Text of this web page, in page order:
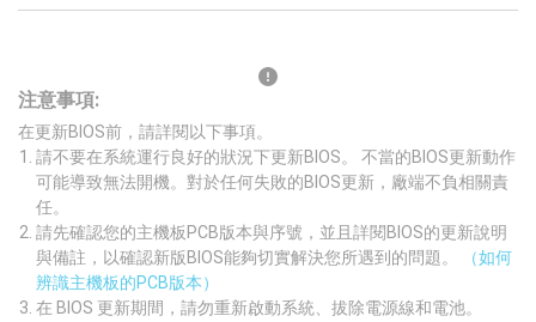
注意事項:
在更新BIOS前，請詳閱以下事項。
請不要在系統運行良好的狀況下更新BIOS。 不當的BIOS更新動作
可能導致無法開機。對於任何失敗的BIOS更新，廠端不負相關責
任。
請先確認您的主機板PCB版本與序號，並且詳閱BIOS的更新說明
與備註，以確認新版BIOS能夠切實解決您所遇到的問題。
（如何
辨識主機板的PCB版本）
在 BIOS 更新期間，請勿重新啟動系統、拔除電源線和電池。